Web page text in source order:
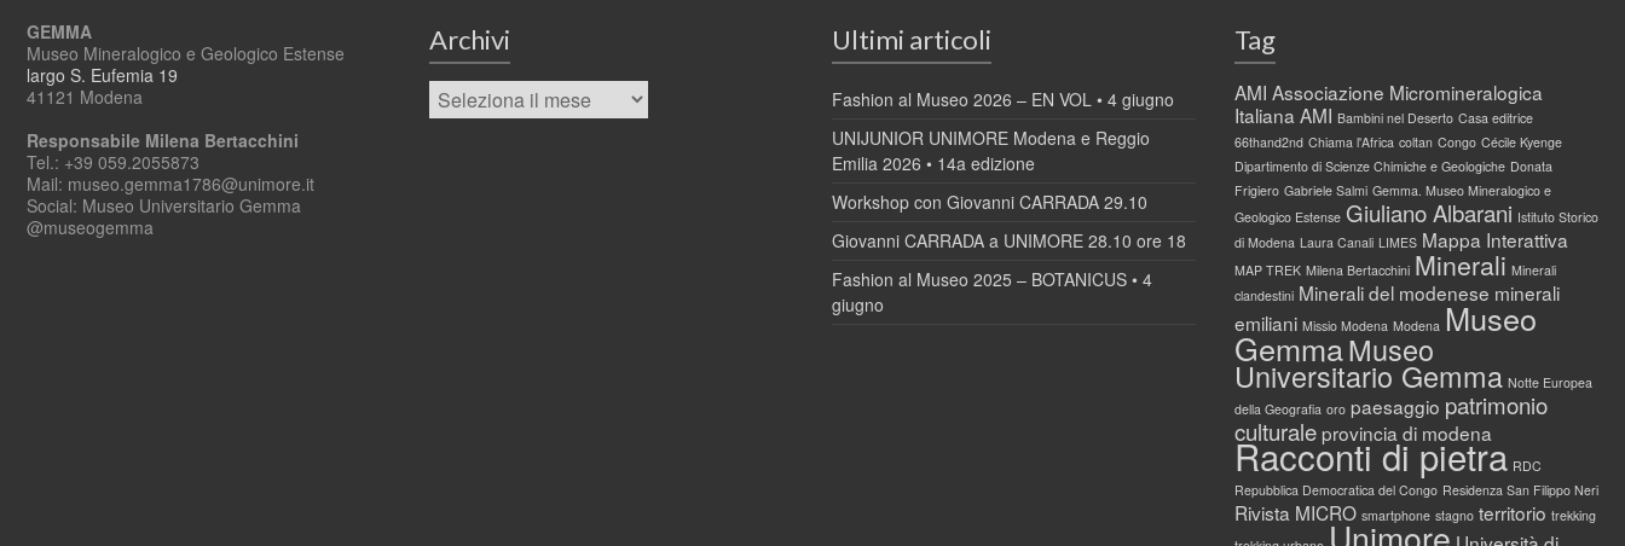
GEMMA
Museo Mineralogico e Geologico Estense
largo S. Eufemia 19
41121 Modena
Responsabile Milena Bertacchini
Tel.: +39 059.2055873
Mail: museo.gemma1786@unimore.it
Social: Museo Universitario Gemma
@museogemma
Archivi Ultimi articoli
Fashion al Museo 2026 – EN VOL • 4 giugno
UNIJUNIOR UNIMORE Modena e Reggio
Emilia 2026 • 14a edizione
Workshop con Giovanni CARRADA 29.10
Giovanni CARRADA a UNIMORE 28.10 ore 18
Fashion al Museo 2025 – BOTANICUS • 4
giugno
Tag
AMI Associazione Micromineralogica
Italiana AMI Bambini nel Deserto Casa editrice
66thand2nd Chiama l'Africa coltan Congo Cécile Kyenge
Dipartimento di Scienze Chimiche e Geologiche Donata
Frigiero Gabriele Salmi Gemma. Museo Mineralogico e
Geologico Estense Giuliano Albarani Istituto Storico
di Modena Laura Canali LIMES Mappa Interattiva
MAP TREK Milena Bertacchini Minerali Minerali
clandestini Minerali del modenese minerali
emiliani Missio Modena Modena Museo
GemmaMuseo
Universitario Gemma Notte Europea
della Geografia oro paesaggio patrimonio
culturaleprovincia di modena
Racconti di pietra RDC
Repubblica Democratica del Congo Residenza San Filippo Neri
Rivista MICRO smartphone stagno territorio trekking